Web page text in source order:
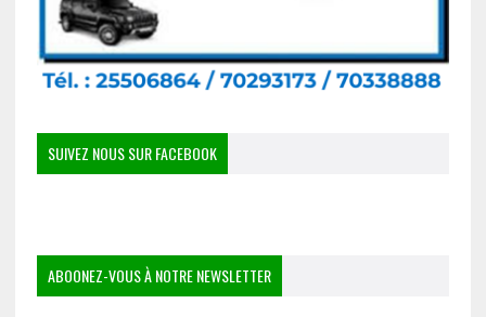
SUIVEZ NOUS SUR FACEBOOK
ABOONEZ-VOUS À NOTRE NEWSLETTER